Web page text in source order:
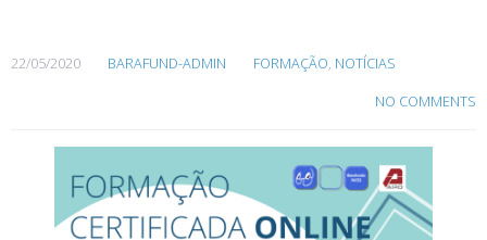
22/05/2020 BARAFUND-ADMIN FORMAÇÃO, NOTÍCIAS
NO COMMENTS